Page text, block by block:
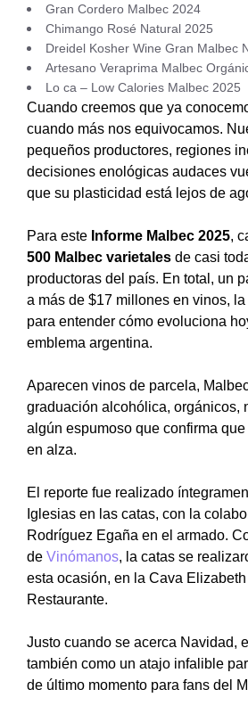
Gran Cordero Malbec 2024
Chimango Rosé Natural 2025
Dreidel Kosher Wine Gran Malbec
Artesano Veraprima Malbec
Lo ca – Low Calories Malbec 2025
Cuando creemos que ya
cuando más nos equivocamos.
pequeños productores, regiones
decisiones enológicas audaces
que su plasticidad está lejos de
Para este Informe Malbec 2025,
500 Malbec varietales de casi
productoras del país. En total, un
a más de $17 millones en vinos,
para entender cómo evoluciona
emblema argentina.
Aparecen vinos de parcela,
graduación alcohólica, orgánicos,
algún espumoso que confirma
en alza.
El reporte fue realizado
Iglesias en las catas, con la
Rodríguez Egaña en el armado.
de Vinómanos, la catas se
esta ocasión, en la Cava Elizabeth
Restaurante.
Justo cuando se acerca Navidad,
también como un atajo infalible
de último momento para fans del